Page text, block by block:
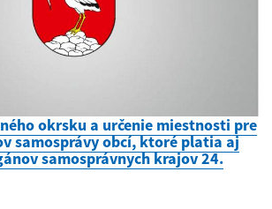
okrsku a určenie miestnosti pre
samosprávy obcí, ktoré platia aj
samosprávnych krajov 24.